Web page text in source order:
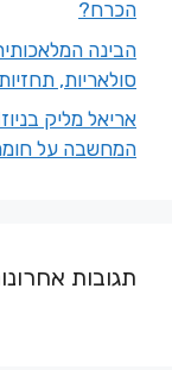
הכרח?
הבינה
סולאריות,
המחשבה על
תגובות